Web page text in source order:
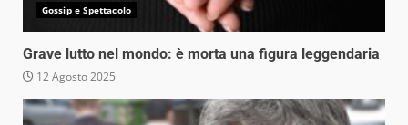
Gossip e Spettacolo
Grave lutto nel mondo: è morta una figura leggendaria
12 Agosto 2025